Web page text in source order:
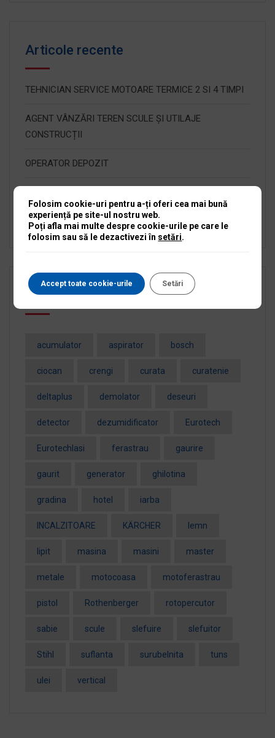
Articole recente
TEHNICIAN SERVICE MOTOARE TERMICE 2 SI 4 TIMPI
AGENT VÂNZĂRI TEREN SCULE ȘI UTILAJE
CONSTRUCȚII
OPERATOR DEPOZIT
Angajăm Manager Service Scule și Utilaje Iași
Tag-uri populare
acumulator aspirator bosch
ciocan crengi curata curatenie
deltaplus demolator deseuri
detector dezumidificator Eurotech
EurotechIasi ferastrau gaurire
gaurit generator ghilotina
gradina hotel iarba
INCALZITOARE KÄRCHER lemn
lipit masina masini master
metale motocoasa motoferastrau
pistol Rothenberger rotopercutor
sabie scule slefuire slefuitor
Stihl suflanta surubelnita tuns
ulei vertical
Folosim cookie-uri pentru a-ți oferi cea mai bună
experiență pe site-ul nostru web.
Poți afla mai multe despre cookie-urile pe care le
folosim sau să le dezactivezi în setări.
Accept toate cookie-urile Setări